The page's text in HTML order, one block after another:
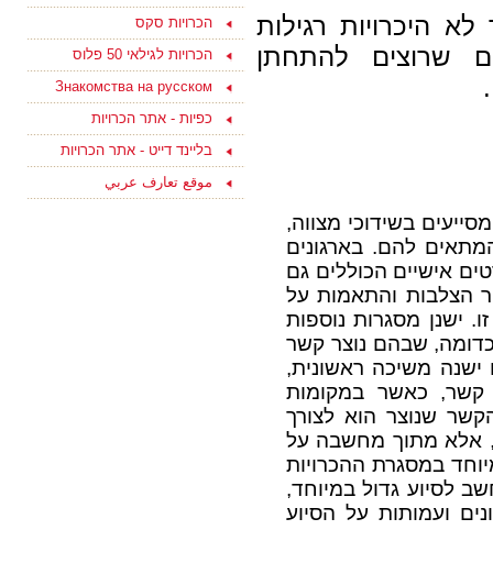
היכרויות רגילות
שרוצים להתחתן
בשידוכי מצווה,
המתאים להם. בארגונים
אישיים הכוללים גם
הצלבות והתאמות על
ישנן מסגרות נוספות
שבהם נוצר קשר
ישנה משיכה ראשונית,
קשר, כאשר במקומות
שנוצר הוא לצורך
אלא מתוך מחשבה על
במסגרת ההכרויות
לסיוע גדול במיוחד,
ועמותות על הסיוע
15/09/2023
בסוף שבוע בים המלח
נוספים ליחצו כאן
15/08/2021
ליחצו כאן והצטרפו
הכרויות סקס
הכרויות לגילאי 50 פלוס
Знакомства на русском
כפיות - אתר הכרויות
בליינד דייט - אתר הכרויות
موقع تعارف عربي